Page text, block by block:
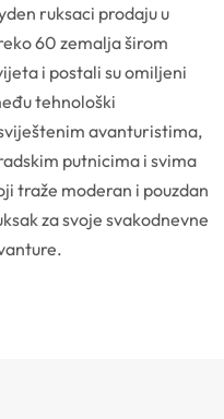
ruksaci prodaju u
60 zemalja širom
i postali su omiljeni
tehnološki
avanturistima,
putnicima i svima
traže moderan i pouzdan
za svoje svakodnevne